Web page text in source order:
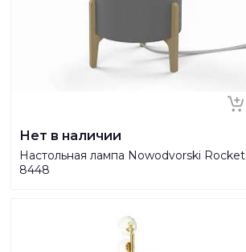
Нет в наличии
Настольная лампа Nowodvorski Rocket
8448